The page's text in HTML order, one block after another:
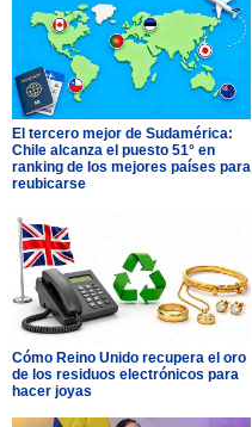
El tercero mejor de Sudamérica:
Chile alcanza el puesto 51° en
ranking de los mejores países para
reubicarse
Cómo Reino Unido recupera el oro
de los residuos electrónicos para
hacer joyas